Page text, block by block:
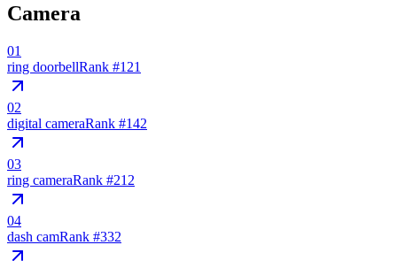
Camera
01
ring doorbellRank #121
02
digital cameraRank #142
03
ring cameraRank #212
04
dash camRank #332